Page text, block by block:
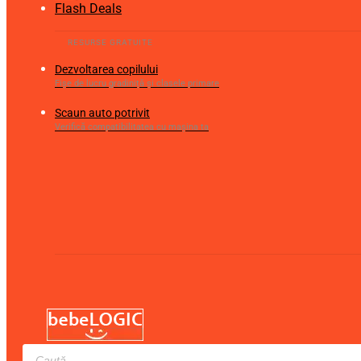
Flash Deals
Dezvoltarea copilului
Fișe de lucru gradiniță și clasele primare
Scaun auto potrivit
Verifică compatibilitatea cu mașina ta
Products